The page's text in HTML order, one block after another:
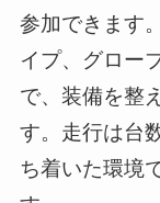
参加できます
イプ、グロー
で、装備を整
す。走行は台
ち着いた環境